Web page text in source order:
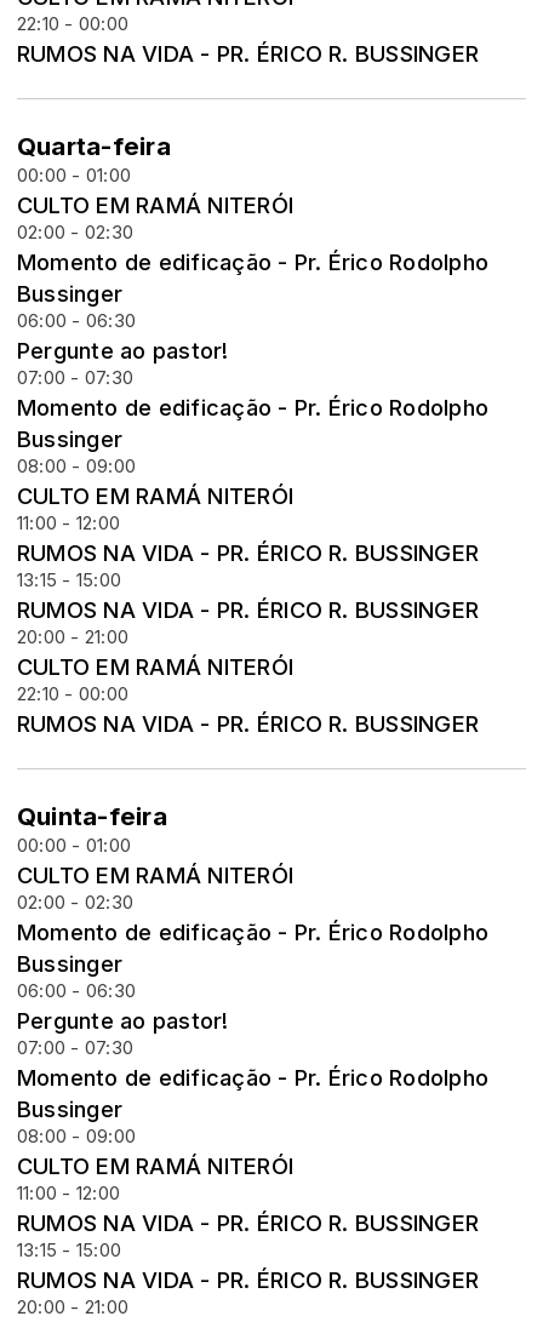
22:10 - 00:00
RUMOS NA VIDA - PR. ÉRICO R. BUSSINGER
Quarta-feira
00:00 - 01:00
CULTO EM RAMÁ NITERÓI
02:00 - 02:30
Momento de edificação - Pr. Érico Rodolpho
Bussinger
06:00 - 06:30
Pergunte ao pastor!
07:00 - 07:30
Momento de edificação - Pr. Érico Rodolpho
Bussinger
08:00 - 09:00
CULTO EM RAMÁ NITERÓI
11:00 - 12:00
RUMOS NA VIDA - PR. ÉRICO R. BUSSINGER
13:15 - 15:00
RUMOS NA VIDA - PR. ÉRICO R. BUSSINGER
20:00 - 21:00
CULTO EM RAMÁ NITERÓI
22:10 - 00:00
RUMOS NA VIDA - PR. ÉRICO R. BUSSINGER
Quinta-feira
00:00 - 01:00
CULTO EM RAMÁ NITERÓI
02:00 - 02:30
Momento de edificação - Pr. Érico Rodolpho
Bussinger
06:00 - 06:30
Pergunte ao pastor!
07:00 - 07:30
Momento de edificação - Pr. Érico Rodolpho
Bussinger
08:00 - 09:00
CULTO EM RAMÁ NITERÓI
11:00 - 12:00
RUMOS NA VIDA - PR. ÉRICO R. BUSSINGER
13:15 - 15:00
RUMOS NA VIDA - PR. ÉRICO R. BUSSINGER
20:00 - 21:00